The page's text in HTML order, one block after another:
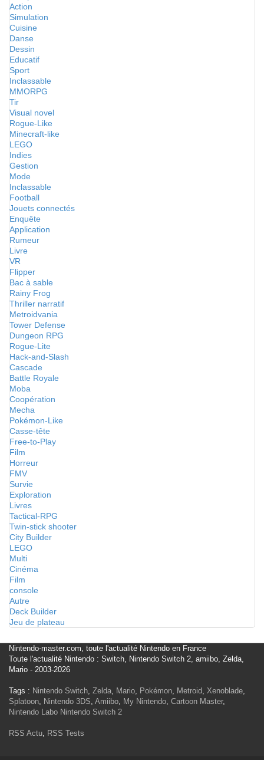
Action
Simulation
Cuisine
Danse
Dessin
Educatif
Sport
Inclassable
MMORPG
Tir
Visual novel
Rogue-Like
Minecraft-like
LEGO
Indies
Gestion
Mode
Inclassable
Football
Jouets connectés
Enquête
Application
Rumeur
Livre
VR
Flipper
Bac à sable
Rainy Frog
Thriller narratif
Metroidvania
Tower Defense
Dungeon RPG
Rogue-Lite
Hack-and-Slash
Cascade
Battle Royale
Moba
Coopération
Mecha
Pokémon-Like
Casse-tête
Free-to-Play
Film
Horreur
FMV
Survie
Exploration
Livres
Tactical-RPG
Twin-stick shooter
City Builder
LEGO
Multi
Cinéma
Film
console
Autre
Deck Builder
Jeu de plateau
Nintendo-master.com, toute l'actualité Nintendo en France
Toute l'actualité Nintendo : Switch, Nintendo Switch 2, amiibo, Zelda,
Mario - 2003-2026
Tags : Nintendo Switch, Zelda, Mario, Pokémon, Metroid, Xenoblade,
Splatoon, Nintendo 3DS, Amiibo, My Nintendo, Cartoon Master,
Nintendo Labo Nintendo Switch 2
RSS Actu, RSS Tests